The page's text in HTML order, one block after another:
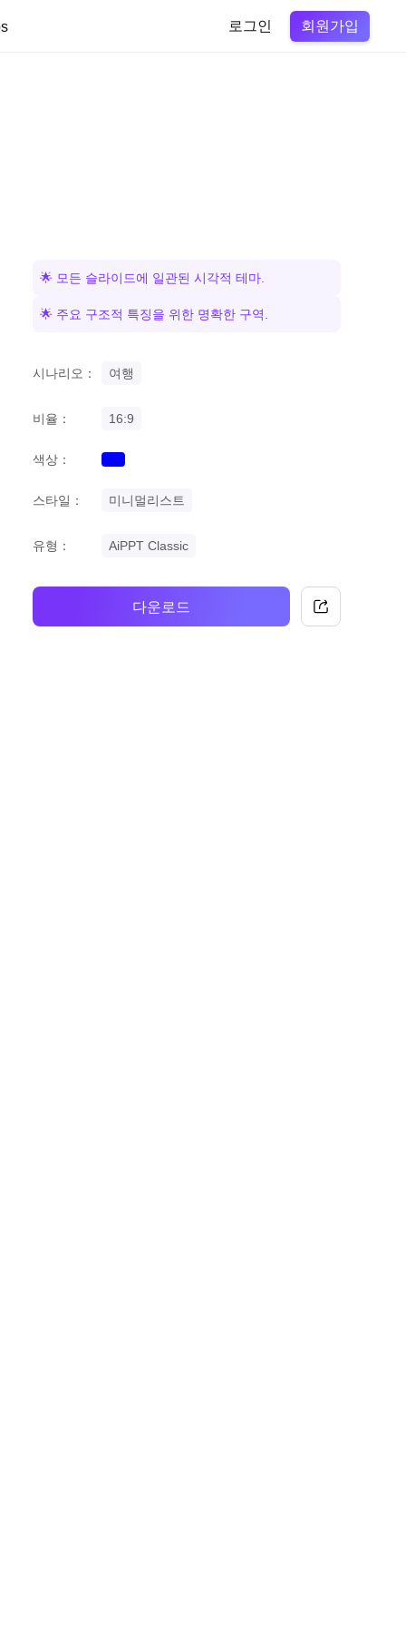
로그인 회원가입
🌟 모든 슬라이드에 일관된 시각적 테마.
🌟 주요 구조적 특징을 위한 명확한 구역.
시나리오： 여행
비율： 16:9
색상： blue
스타일： 미니멀리스트
유형： AiPPT Classic
다운로드